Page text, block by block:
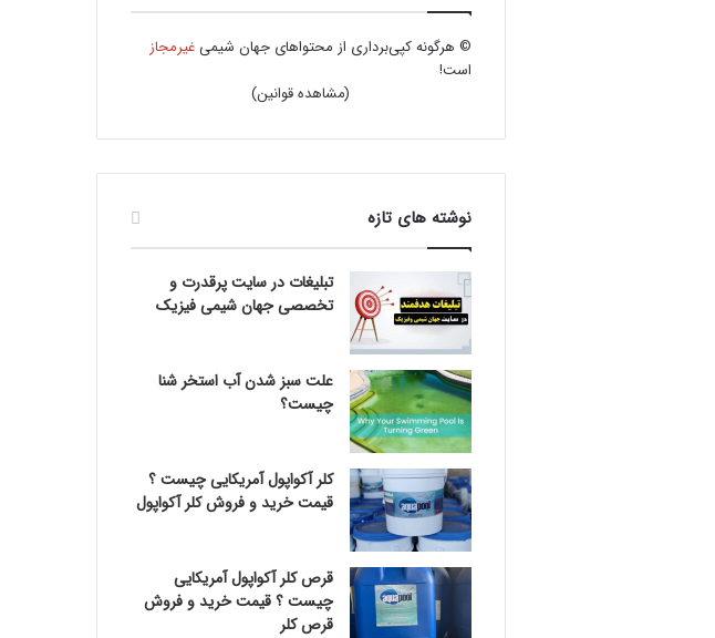
© هرگونه کپی‌برداری از محتواهای جهان شیمیغیرمجاز
است!
(مشاهده قوانین)
نوشته های تازه
تبلیغات در سایت پرقدرت و
تخصصی جهان شیمی فیزیک
علت سبز شدن آب استخر شنا
چیست؟
کلر آکواپول آمریکایی چیست ؟
قیمت خرید و فروش کلر آکواپول
قرص کلر آکواپول آمریکایی
چیست ؟ قیمت خرید و فروش
قرص کلر